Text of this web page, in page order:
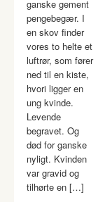
ganske gement
pengebegær. I
en skov finder
vores to helte et
luftrør, som fører
ned til en kiste,
hvori ligger en
ung kvinde.
Levende
begravet. Og
død for ganske
nyligt. Kvinden
var gravid og
tilhørte en […]